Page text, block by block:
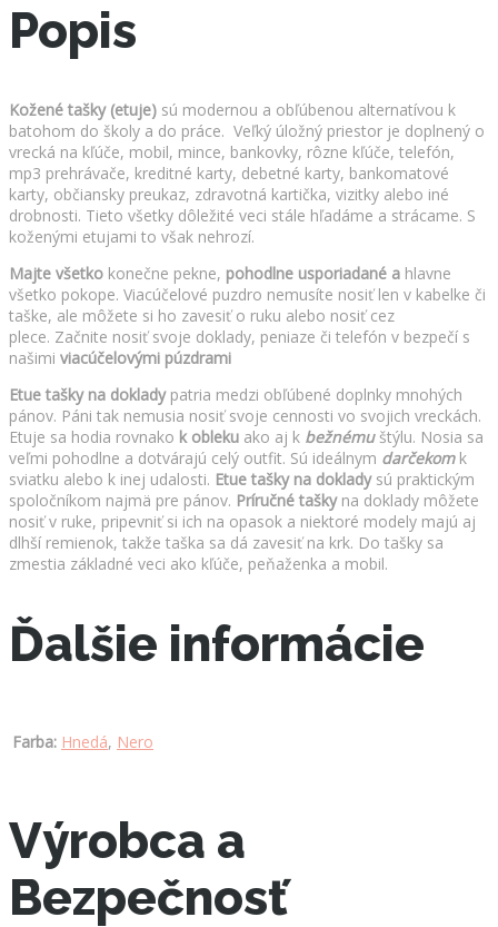
Popis
Kožené tašky (etuje) sú modernou a obľúbenou alternatívou k
batohom do školy a do práce. Veľký úložný priestor je doplnený o
vrecká na kľúče, mobil, mince, bankovky, rôzne kľúče, telefón,
mp3 prehrávače, kreditné karty, debetné karty, bankomatové
karty, občiansky preukaz, zdravotná kartička, vizitky alebo iné
drobnosti. Tieto všetky dôležité veci stále hľadáme a strácame. S
koženými etujami to však nehrozí.
Majte všetko konečne pekne, pohodlne usporiadané a hlavne
všetko pokope. Viacúčelové puzdro nemusíte nosiť len v kabelke či
taške, ale môžete si ho zavesiť o ruku alebo nosiť cez
plece. Začnite nosiť svoje doklady, peniaze či telefón v bezpečí s
našimi viacúčelovými púzdrami
Etue tašky na doklady patria medzi obľúbené doplnky mnohých
pánov. Páni tak nemusia nosiť svoje cennosti vo svojich vreckách.
Etuje sa hodia rovnako k obleku ako aj k bežnémuštýlu. Nosia sa
veľmi pohodlne a dotvárajú celý outfit. Sú ideálnym darčekomk
sviatku alebo k inej udalosti. Etue tašky na dokladysú praktickým
spoločníkom najmä pre pánov. Príručné taškyna doklady môžete
nosiť v ruke, pripevniť si ich na opasok a niektoré modely majú aj
dlhší remienok, takže taška sa dá zavesiť na krk. Do tašky sa
zmestia základné veci ako kľúče, peňaženka a mobil.
Ďalšie informácie
Farba: Hnedá, Nero
Výrobca a
Bezpečnosť